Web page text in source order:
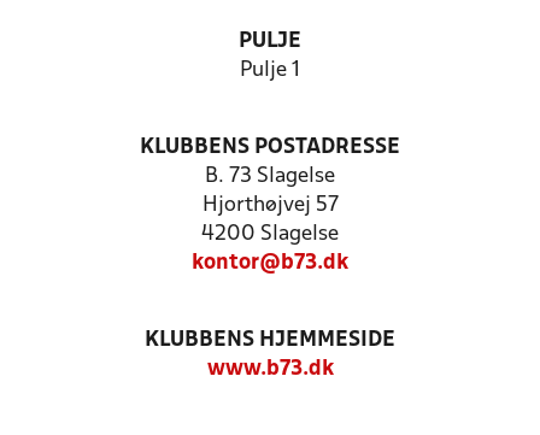
PULJE
Pulje 1
KLUBBENS POSTADRESSE
B. 73 Slagelse
Hjorthøjvej 57
4200 Slagelse
kontor@b73.dk
KLUBBENS HJEMMESIDE
www.b73.dk